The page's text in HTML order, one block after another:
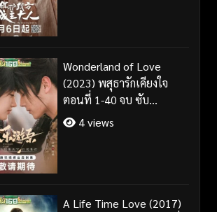
Wonderland of Love
(2023) พสุธารักเคียงใจ
ตอนที่ 1-40 จบ ซับ
ไทย+พากย์ไทย
4 views
A Life Time Love (2017)